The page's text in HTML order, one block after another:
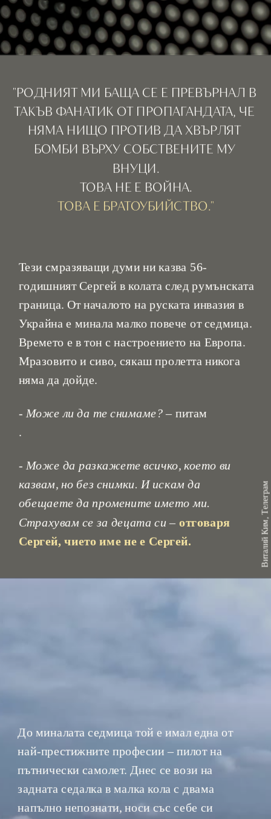
"РОДНИЯТ МИ БАЩА СЕ Е ПРЕВЪРНАЛ В
ТАКЪВ ФАНАТИК ОТ ПРОПАГАНДАТА, ЧЕ
НЯМА НИЩО ПРОТИВ ДА ХВЪРЛЯТ
БОМБИ ВЪРХУ СОБСТВЕНИТЕ МУ
ВНУЦИ.
Тези смразяващи думи ни казва 56-
годишният Сергей в колата след румънската
граница. От началото на руската инвазия в
Украйна е минала малко повече от седмица.
Времето е в тон с настроението на Европа.
Мразовито и сиво, сякаш пролетта никога
- Може ли да те снимаме? – питам
.
- Може да разкажете всичко, което ви
казвам, но без снимки. И искам да
обещаете да промените името ми.
Страхувам се за децата си – отговаря
Сергей, чието име не е Сергей.
До миналата седмица той е имал една от
най-престижните професии – пилот на
пътнически самолет. Днес се вози на
задната седалка в малка кола с двама
напълно непознати, носи със себе си
Виталий Ким, Телеграм